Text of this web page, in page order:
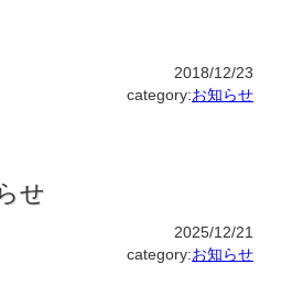
2018/12/23
category:お知らせ
せ
2025/12/21
category:お知らせ